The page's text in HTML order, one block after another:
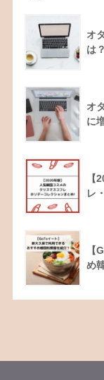
オ
は
オ
に
【
レ
【
め